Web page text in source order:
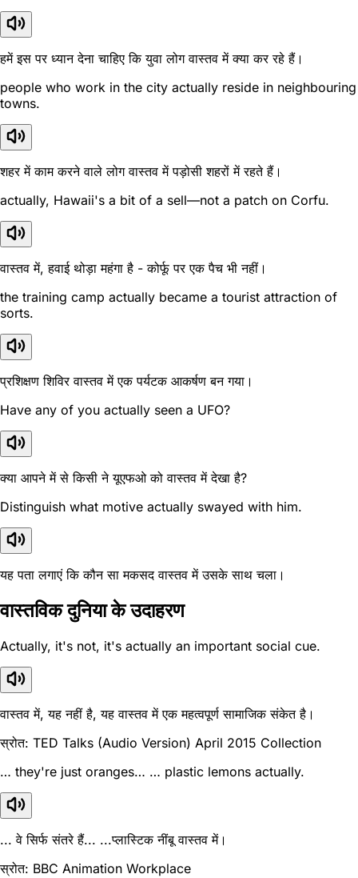
हमें इस पर ध्यान देना चाहिए कि युवा लोग वास्तव में क्या कर रहे हैं।
people who work in the city actually reside in neighbouring
towns.
शहर में काम करने वाले लोग वास्तव में पड़ोसी शहरों में रहते हैं।
actually, Hawaii's a bit of a sell—not a patch on Corfu.
वास्तव में, हवाई थोड़ा महंगा है - कोर्फू पर एक पैच भी नहीं।
the training camp actually became a tourist attraction of
sorts.
प्रशिक्षण शिविर वास्तव में एक पर्यटक आकर्षण बन गया।
Have any of you actually seen a UFO?
क्या आपने में से किसी ने यूएफओ को वास्तव में देखा है?
Distinguish what motive actually swayed with him.
यह पता लगाएं कि कौन सा मकसद वास्तव में उसके साथ चला।
वास्तविक दुनिया के उदाहरण
Actually, it's not, it's actually an important social cue.
वास्तव में, यह नहीं है, यह वास्तव में एक महत्वपूर्ण सामाजिक संकेत है।
स्रोत: TED Talks (Audio Version) April 2015 Collection
… they're just oranges… … plastic lemons actually.
... वे सिर्फ संतरे हैं... ...प्लास्टिक नींबू वास्तव में।
स्रोत: BBC Animation Workplace